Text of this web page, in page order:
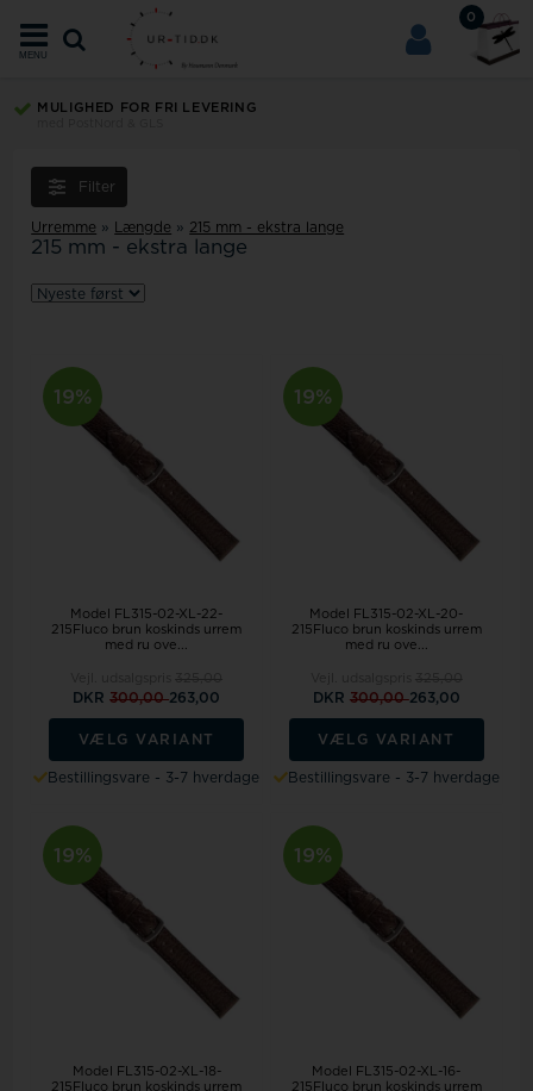
0
MENU
MULIGHED FOR FRI LEVERING
Filter
Urremme » Længde » 215 mm - ekstra lange
215 mm - ekstra lange
19%
Model FL315-02-XL-22-
215Fluco brun koskinds urrem
med ru ove...
DKR300,00263,00
VÆLG VARIANT
Bestillingsvare - 3-7 hverdage
19%
Model FL315-02-XL-20-
215Fluco brun koskinds urrem
med ru ove...
DKR 300,00263,00
VÆLG VARIANT
Bestillingsvare - 3-7 hverdage
19%
Model FL315-02-XL-18-
215Fluco brun koskinds urrem
19%
Model FL315-02-XL-16-
215Fluco brun koskinds urrem